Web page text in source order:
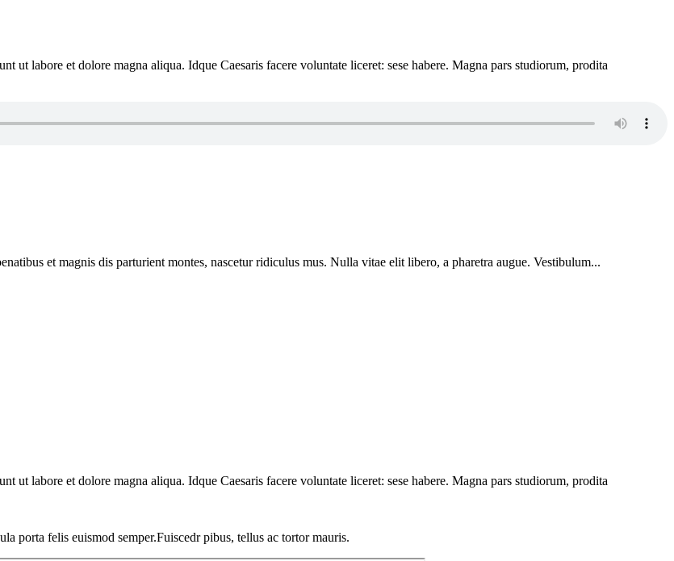
ut labore et dolore magna aliqua. Idque Caesaris facere voluntate liceret: sese habere. Magna pars studiorum, prodita
et magnis dis parturient montes, nascetur ridiculus mus. Nulla vitae elit libero, a pharetra augue. Vestibulum...
ut labore et dolore magna aliqua. Idque Caesaris facere voluntate liceret: sese habere. Magna pars studiorum, prodita
porta felis euismod semper.Fuiscedr pibus, tellus ac tortor mauris.